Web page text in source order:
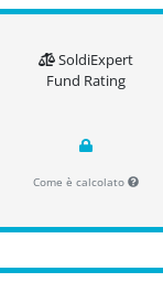
SoldiExpert
Fund Rating
Come è calcolato